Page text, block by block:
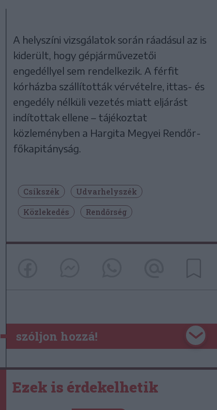
A helyszíni vizsgálatok során ráadásul az is
kiderült, hogy gépjárművezetői
engedéllyel sem rendelkezik. A férfit
kórházba szállították vérvételre, ittas- és
engedély nélküli vezetés miatt eljárást
indítottak ellene – tájékoztat
közleményben a Hargita Megyei Rendőr-
főkapitányság.
Csíkszék
Udvarhelyszék
Közlekedés
Rendőrség
szóljon hozzá!
Ezek is érdekelhetik